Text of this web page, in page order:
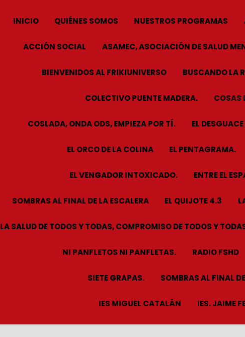
INICIO QUIÉNES SOMOS NUESTROS PROGRAMAS
ACCIÓN SOCIAL ASAMEC, ASOCIACIÓN DE SALUD
BIENVENIDOS AL FRIKIUNIVERSO BUSCANDO LA
COLECTIVO PUENTE MADERA. COSAS
COSLADA, ONDA ODS, EMPIEZA POR TÍ. EL
EL ORCO DE LA COLINA EL PENTAGRAMA.
EL VENGADOR INTOXICADO. ENTRE EL
SOMBRAS AL FINAL DE LA ESCALERA EL QUIJOTE 4.3
LA SALUD DE TODOS Y TODAS, COMPROMISO DE TODOS Y
NI PANFLETOS NI PANFLETAS. RADIO FSHD
SIETE GRAPAS. SOMBRAS AL FINAL
IES MIGUEL CATALÁN IES. JAIME